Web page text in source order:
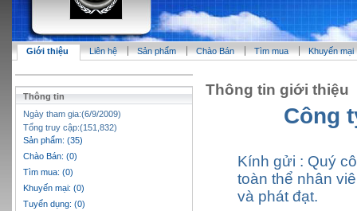
Giới thiệu Liên hệ Sản phẩm Chào Bán Tìm mua Khuyến mại
Thông tin
Ngày tham gia:(6/9/2009)
Tổng truy cập:(151,832)
Sản phẩm: (35)
Chào Bán: (0)
Tìm mua: (0)
Khuyến mại: (0)
Tuyển dụng: (0)
Thông tin giới thiệu
Công
Kính gửi : Quý
toàn thể nhân
và phát đạt.